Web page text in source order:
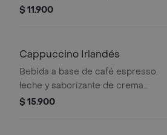
producto puede variar
transporte para pedidos a domicilio.
$ 11.900
Cappuccino Irlandés
Bebida a base de café espresso,
leche y saborizante de crema
irlandesa. Este producto no tiene
$ 15.900